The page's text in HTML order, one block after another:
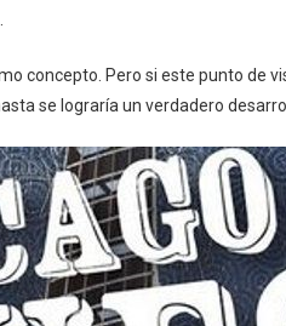
concepto. Pero si este punto de
se lograría un verdadero